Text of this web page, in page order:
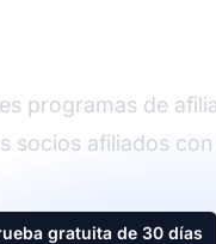
programas de
socios afiliados
gratuita de 30 días